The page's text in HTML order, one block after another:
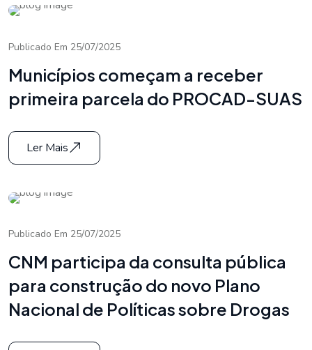
Publicado Em 25/07/2025
Municípios começam a receber
primeira parcela do PROCAD-SUAS
Ler Mais
Publicado Em 25/07/2025
CNM participa da consulta pública
para construção do novo Plano
Nacional de Políticas sobre Drogas